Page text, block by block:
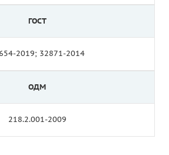
ГОСТ
2019; 32871-2014
ОДМ
218.2.001-2009